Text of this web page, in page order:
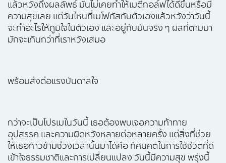
แล้วหวังถึงผลลัพธ์ มันไม่เคยทำให้เมตีกอล์ฟได้ดีขึ้นหรือมี
ความสุขเลย แต่วันไหนที่เมโฟกัสกับตัวเองแล้วหวังว่าวันนี้
จะทำอะไรให้ภูมิใจในตัวเอง และอยู่กับมันจริง ๆ ผลที่ตามมา
มักจะเกินกว่าที่เราหวังเสมอ
พร้อมส่งต่อแรงบันดาลใจ
กว่าจะเป็นโปรเมในวันนี้ เธอต้องพบเจอความท้าทาย
อุปสรรค และความผิดหวังหลายต่อหลายครั้ง แต่สิ่งที่ช่วย
ให้เธอก้าวข้ามช่วงเวลานั้นมาได้คือ ทัศนคติในการใช้ชีวิตที่ดี
เข้าใจธรรมชาติและการเปลี่ยนแปลง วันนี้มีความสุข พรุ่งนี้